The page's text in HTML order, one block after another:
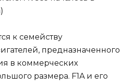
к семейству
предназначенного
в коммерческих
размера. F1A и его